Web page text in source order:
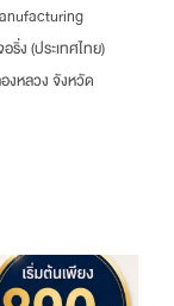
ง (ประเทศไทย)
งหลวง จังหวัด